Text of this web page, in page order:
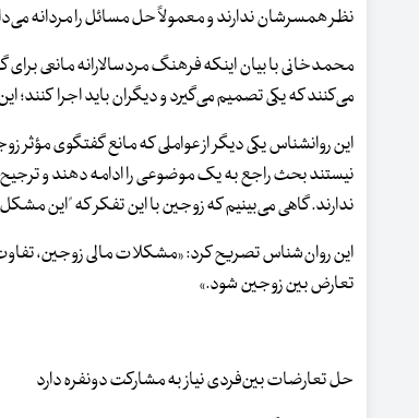
نظر همسرشان ندارند و معمولاً حل مسائل را مردانه
محمدخانی با بیان اینکه فرهنگ مردسالارانه مانعی
می‌کنند که یکی تصمیم می‌گیرد و دیگران باید اجرا
این روانشناس یکی دیگر از عواملی که مانع گفتگوی
نیستند بحث راجع به یک موضوعی را ادامه دهند و
ندارند. گاهی می‌بینیم که زوجین با این تفکر که "این
این روان‌شناس تصریح کرد: «مشکلات مالی زوجین،
تعارض بین زوجین شود.»
حل تعارضات بین‌فردی نیاز به مشارکت دونفره دارد